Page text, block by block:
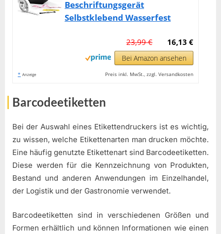
Beschriftungsgerät
Selbstklebend Wasserfest
16,13 €
23,99 €
Bei Amazon ansehen
* Anzeige Preis inkl. MwSt., zzgl. Versandkosten
Barcodeetiketten
Bei der Auswahl eines Etikettendruckers ist es wichtig,
zu wissen, welche Etikettenarten man drucken möchte.
Eine häufig genutzte Etikettenart sind Barcodeetiketten.
Diese werden für die Kennzeichnung von Produkten,
Bestand und anderen Anwendungen im Einzelhandel,
der Logistik und der Gastronomie verwendet.
Barcodeetiketten sind in verschiedenen Größen und
Formen erhältlich und können Informationen wie einen